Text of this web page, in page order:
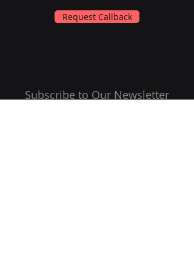
Request Callback
Subscribe to Our Newsletter